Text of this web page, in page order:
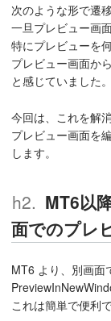
次のような形で遷移
一旦プレビュー画
特にプレビューを
プレビュー画面か
と感じていました。
今回は、これを解消
プレビュー画面を
します。
MT6以
面でのプレ
MT6 より、別画面
これは簡単で便利で